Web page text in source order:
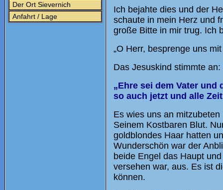
Der Ort Sievernich
Anfahrt / Lage
Ich bejahte dies und der
schaute in mein Herz und
große Bitte in mir trug. Ich
„O Herr, besprenge uns
Das Jesuskind stimmte an:
„Ehre sei dem Vater und
so auch jetzt und alle
Es wies uns an
Seinem Kostbaren Blut.
goldblondes Haar hatten
Wunderschön war der
beide Engel das Haupt
versehen war, aus. Es ist
können.